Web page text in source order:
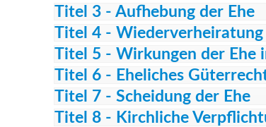
Titel 3 - Aufhebung der Ehe
Titel 4 - Wiederverheiratung
Titel 5 - Wirkungen der Ehe
Titel 6 - Eheliches
Titel 7 - Scheidung der Ehe
Titel 8 - Kirchliche